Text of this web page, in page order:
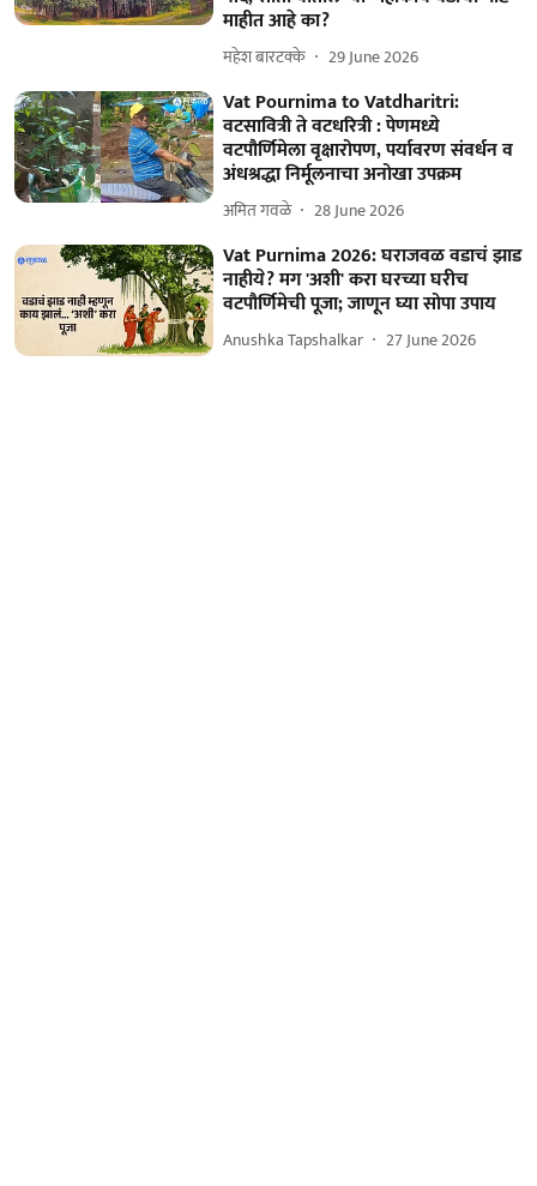
माहीत आहे का?
महेश बारटक्के 29 June 2026
Vat Pournima to Vatdharitri:
वटसावित्री ते वटधरित्री : पेणमध्ये
वटपौर्णिमेला वृक्षारोपण, पर्यावरण संवर्धन व
अंधश्रद्धा निर्मूलनाचा अनोखा उपक्रम
अमित गवळे 28 June 2026
Vat Purnima 2026: घराजवळ वडाचं झाड
नाहीये? मग 'अशी' करा घरच्या घरीच
वटपौर्णिमेची पूजा; जाणून घ्या सोपा उपाय
Anushka Tapshalkar 27 June 2026